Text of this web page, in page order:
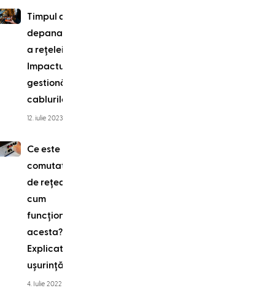
Timpul de
depanare
a rețelei:
Impactul
gestionării
cablurilor
12. iulie 2023
Ce este un
comutator
de rețea și
cum
funcționează
acesta?
Explicat cu
ușurință
4. Iulie 2022